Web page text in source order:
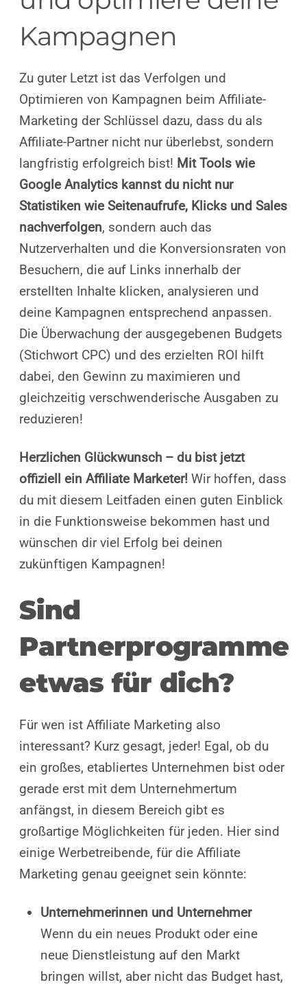
Kampagnen
Zu guter Letzt ist das Verfolgen und
Optimieren von Kampagnen beim Affiliate-
Marketing der Schlüssel dazu, dass du als
Affiliate-Partner nicht nur überlebst, sondern
langfristig erfolgreich bist! Mit Tools wie
Google Analytics kannst du nicht nur
Statistiken wie Seitenaufrufe, Klicks und Sales
nachverfolgen, sondern auch das
Nutzerverhalten und die Konversionsraten von
Besuchern, die auf Links innerhalb der
erstellten Inhalte klicken, analysieren und
deine Kampagnen entsprechend anpassen.
Die Überwachung der ausgegebenen Budgets
(Stichwort CPC) und des erzielten ROI hilft
dabei, den Gewinn zu maximieren und
gleichzeitig verschwenderische Ausgaben zu
reduzieren!
Herzlichen Glückwunsch – du bist jetzt
offiziell ein Affiliate Marketer! Wir hoffen, dass
du mit diesem Leitfaden einen guten Einblick
in die Funktionsweise bekommen hast und
wünschen dir viel Erfolg bei deinen
zukünftigen Kampagnen!
Sind
Partnerprogramme
etwas für dich?
Für wen ist Affiliate Marketing also
interessant? Kurz gesagt, jeder! Egal, ob du
ein großes, etabliertes Unternehmen bist oder
gerade erst mit dem Unternehmertum
anfängst, in diesem Bereich gibt es
großartige Möglichkeiten für jeden. Hier sind
einige Werbetreibende, für die Affiliate
Marketing genau geeignet sein könnte:
Unternehmerinnen und Unternehmer
Wenn du ein neues Produkt oder eine
neue Dienstleistung auf den Markt
bringen willst, aber nicht das Budget hast,